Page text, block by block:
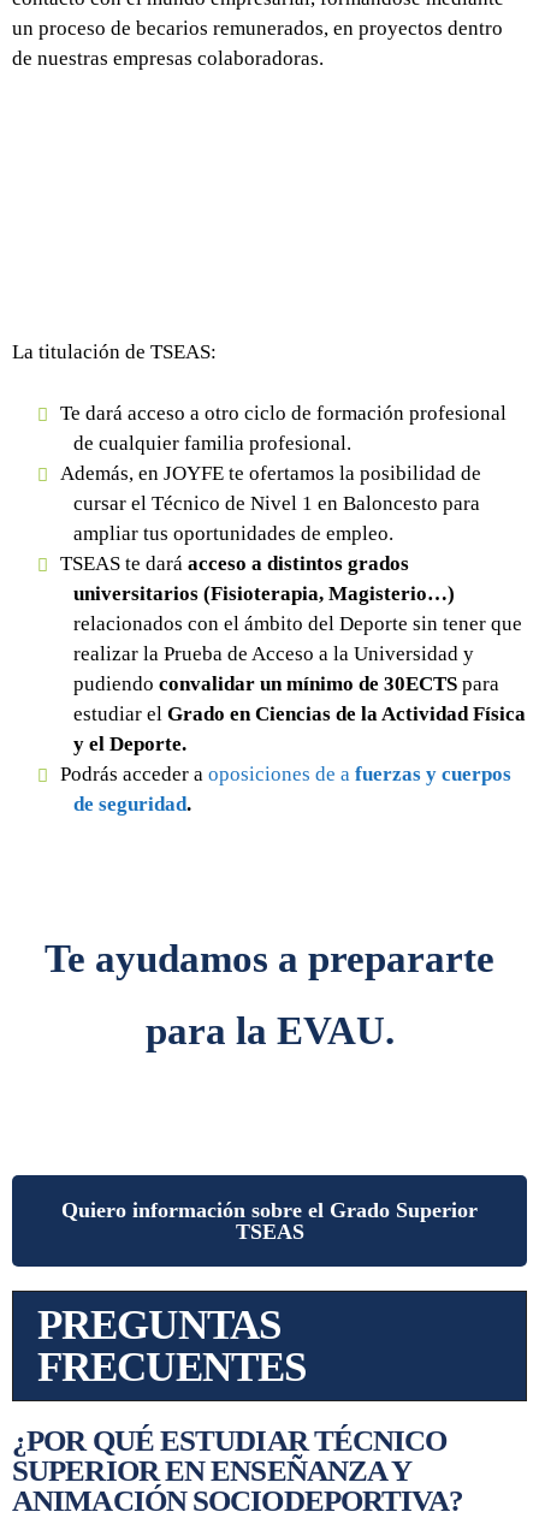
un proceso de becarios remunerados, en proyectos dentro
de nuestras empresas colaboradoras.
La titulación de TSEAS:
Te dará acceso a otro ciclo de formación profesional
de cualquier familia profesional.
Además, en JOYFE te ofertamos la posibilidad de
cursar el Técnico de Nivel 1 en Baloncesto para
ampliar tus oportunidades de empleo.
TSEAS te dará acceso a distintos grados
universitarios (Fisioterapia, Magisterio…)
relacionados con el ámbito del Deporte sin tener que
realizar la Prueba de Acceso a la Universidad y
pudiendo convalidar un mínimo de 30ECTS para
estudiar el Grado en Ciencias de la Actividad Física
y el Deporte.
Podrás acceder a oposiciones de a fuerzas y cuerpos
de seguridad.
Te ayudamos a prepararte
para la EVAU.
Quiero información sobre el Grado Superior
TSEAS
PREGUNTAS
FRECUENTES
¿POR QUÉ ESTUDIAR TÉCNICO
SUPERIOR EN ENSEÑANZA Y
ANIMACIÓN SOCIODEPORTIVA?